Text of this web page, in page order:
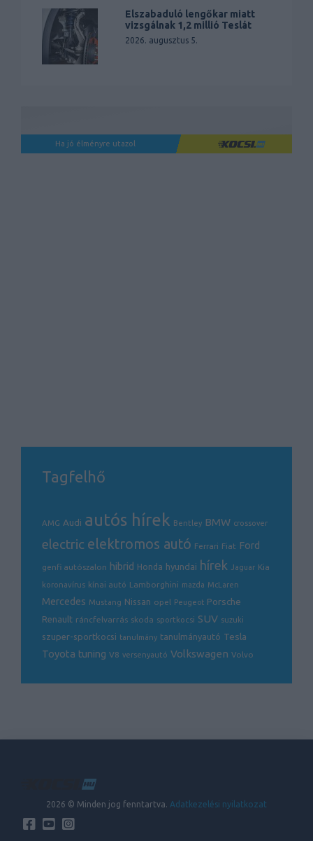
Elszabaduló lengőkar miatt
vizsgálnak 1,2 millió Teslát
2026. augusztus 5.
Ha jó élményre utazol
Tagfelhő
AMG Audi autós hírek Bentley BMW crossover
electric elektromos autó Ferrari Fiat Ford
genfi autószalon hibrid Honda hyundai hírek Jaguar Kia
koronavírus kínai autó Lamborghini mazda McLaren
Mercedes Mustang Nissan opel Peugeot Porsche
Renault ráncfelvarrás skoda sportkocsi SUV suzuki
szuper-sportkocsi tanulmány tanulmányautó Tesla
Toyota tuning V8 versenyautó Volkswagen Volvo
2026 © Minden jog fenntartva. Adatkezelési nyilatkozat